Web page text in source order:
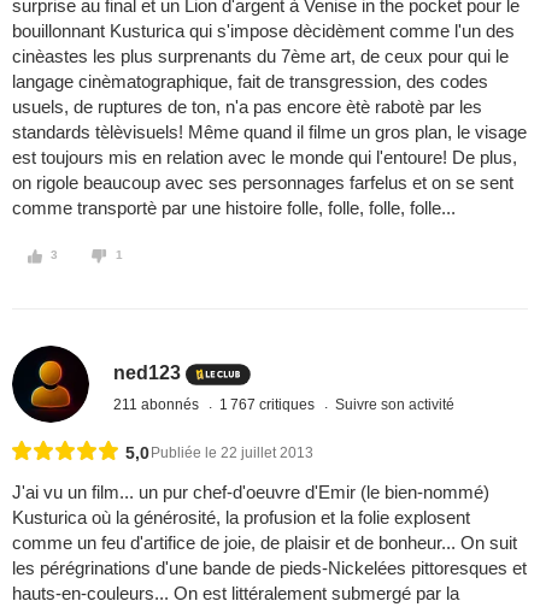
surprise au final et un Lion d'argent à Venise in the pocket pour le
bouillonnant Kusturica qui s'impose dècidèment comme l'un des
cinèastes les plus surprenants du 7ème art, de ceux pour qui le
langage cinèmatographique, fait de transgression, des codes
usuels, de ruptures de ton, n'a pas encore ètè rabotè par les
standards tèlèvisuels! Même quand il filme un gros plan, le visage
est toujours mis en relation avec le monde qui l'entoure! De plus,
on rigole beaucoup avec ses personnages farfelus et on se sent
comme transportè par une histoire folle, folle, folle, folle...
3 1
ned123
211 abonnés 1 767 critiques Suivre son activité
5,0 Publiée le 22 juillet 2013
J'ai vu un film... un pur chef-d'oeuvre d'Emir (le bien-nommé)
Kusturica où la générosité, la profusion et la folie explosent
comme un feu d'artifice de joie, de plaisir et de bonheur... On suit
les pérégrinations d'une bande de pieds-Nickelées pittoresques et
hauts-en-couleurs... On est littéralement submergé par la